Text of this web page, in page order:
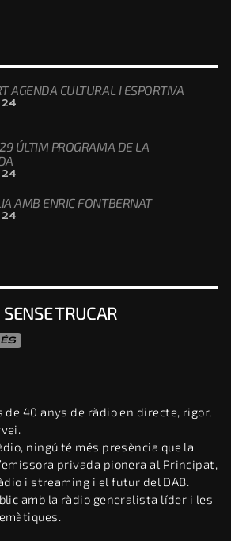
AGENDA CULTURAL I ESPORTIVA
ÚLTIM PROGRAMA DE LA
AMB ENRIC FONTBERNAT
SENSE TRUCAR
de 40 anys de ràdio en directe, rigor,
ningú té més presència que la
privada pionera al Principat,
i streaming i el futur del DAB.
amb la ràdio generalista líder i les